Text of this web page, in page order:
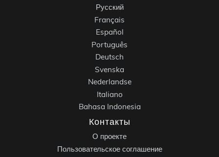
Русский
Français
Español
Português
Deutsch
Svenska
Nederlandse
Italiano
Bahasa Indonesia
Контакты
О проекте
Пользовательское соглашение